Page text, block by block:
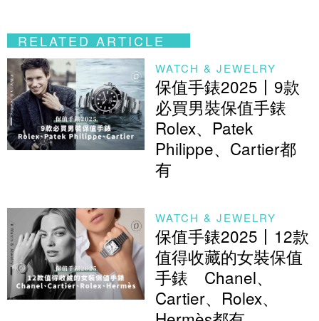
RELATED ARTICLE
WATCH & JEWELRY
保值手錶2025丨9款
必買男裝保值手錶
Rolex、Patek
Philippe、Cartier都
有
WATCH & JEWELRY
保值手錶2025丨12款
值得收藏的女裝保值
手錶 Chanel、
Cartier、Rolex、